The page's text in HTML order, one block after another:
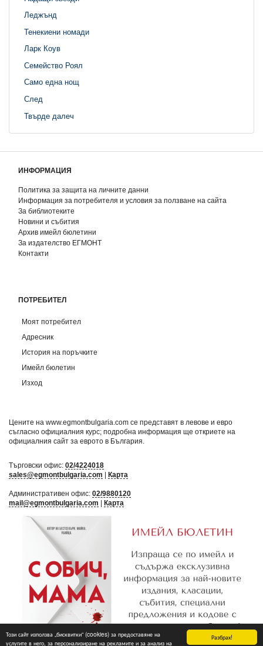
Разбрах!
Този сайт използва „бисквитки“ (cookies) за предоставяне на
услугите в него, за персонализиране на рекламите и за анализ на
Леджънд
Тенекиени номади
Ларк Коув
Семейство Роял
Само една нощ
След
Твърде далеч
ИНФОРМАЦИЯ
Политика за защита на личните данни
Информация за потребителя и условия за ползване на сайта
За библиотеките
Новини и събития
Архив имейл бюлетини
За издателство ЕГМОНТ
Контакти
ПОТРЕБИТЕЛ
Моят потребител
Адресник
История на поръчките
Имейл бюлетин
Изход
Цените на www.egmontbulgaria.com се представят в левове и евро
съгласно официалния курс; подробна информация ще откриете на
официалния сайт за еврото в България
Търговски офис: 02/4224018
sales@egmontbulgaria.com
Карта
Административен офис: 02/9880120
mail@egmontbulgaria.com
Карта